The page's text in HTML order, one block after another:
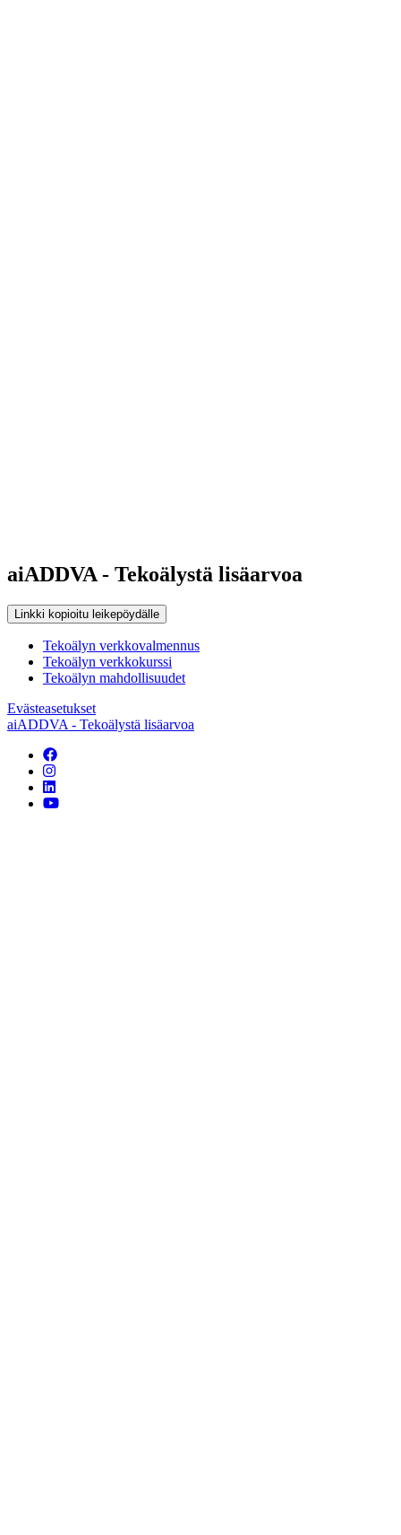
aiADDVA - Tekoälystä lisäarvoa
Linkki kopioitu leikepöydälle
Tekoälyn verkkovalmennus
Tekoälyn verkkokurssi
Tekoälyn mahdollisuudet
Evästeasetukset
aiADDVA - Tekoälystä lisäarvoa